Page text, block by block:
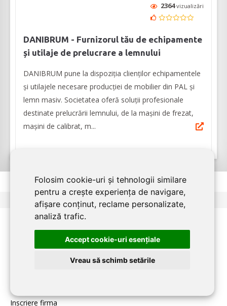
Folosim cookie-uri și tehnologii similare
pentru a crește experiența de navigare,
afișare conținut, reclame personalizate,
analiză trafic.
Accept cookie-uri esenţiale
Vreau să schimb setările
2364vizualizări
DANIBRUM - Furnizorul tău de echipamente
și utilaje de prelucrare a lemnului
DANIBRUM pune la dispoziția clienților echipamentele
și utilajele necesare producției de mobilier din PAL și
lemn masiv. Societatea oferă soluții profesionale
destinate prelucrării lemnului, de la mașini de frezat,
mașini de calibrat, m...
< 1 2 3 4 >
PENTRU FIRME:
Inscriere firma